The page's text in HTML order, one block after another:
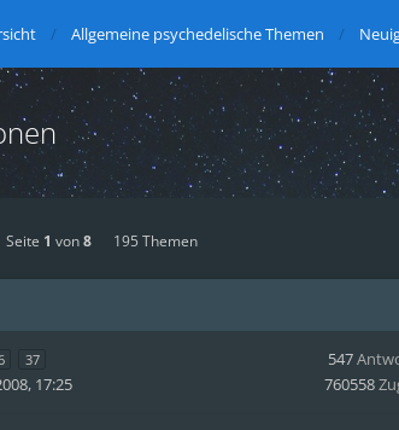
Allgemeine psychedelische Themen
Seite 1 von8 195 Themen
37
17:25
547
760558